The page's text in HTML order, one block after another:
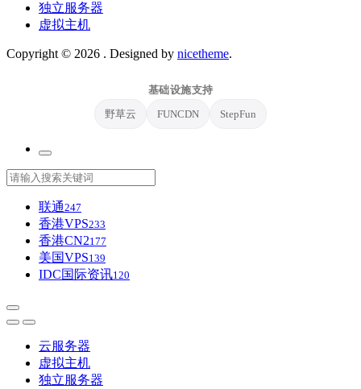
独立服务器
虚拟主机
Copyright © 2026 . Designed by nicetheme.
基础设施支持
野草云
FUNCDN StepFun
联通247
香港VPS233
香港CN2177
美国VPS139
IDC国际资讯120
云服务器
虚拟主机
独立服务器